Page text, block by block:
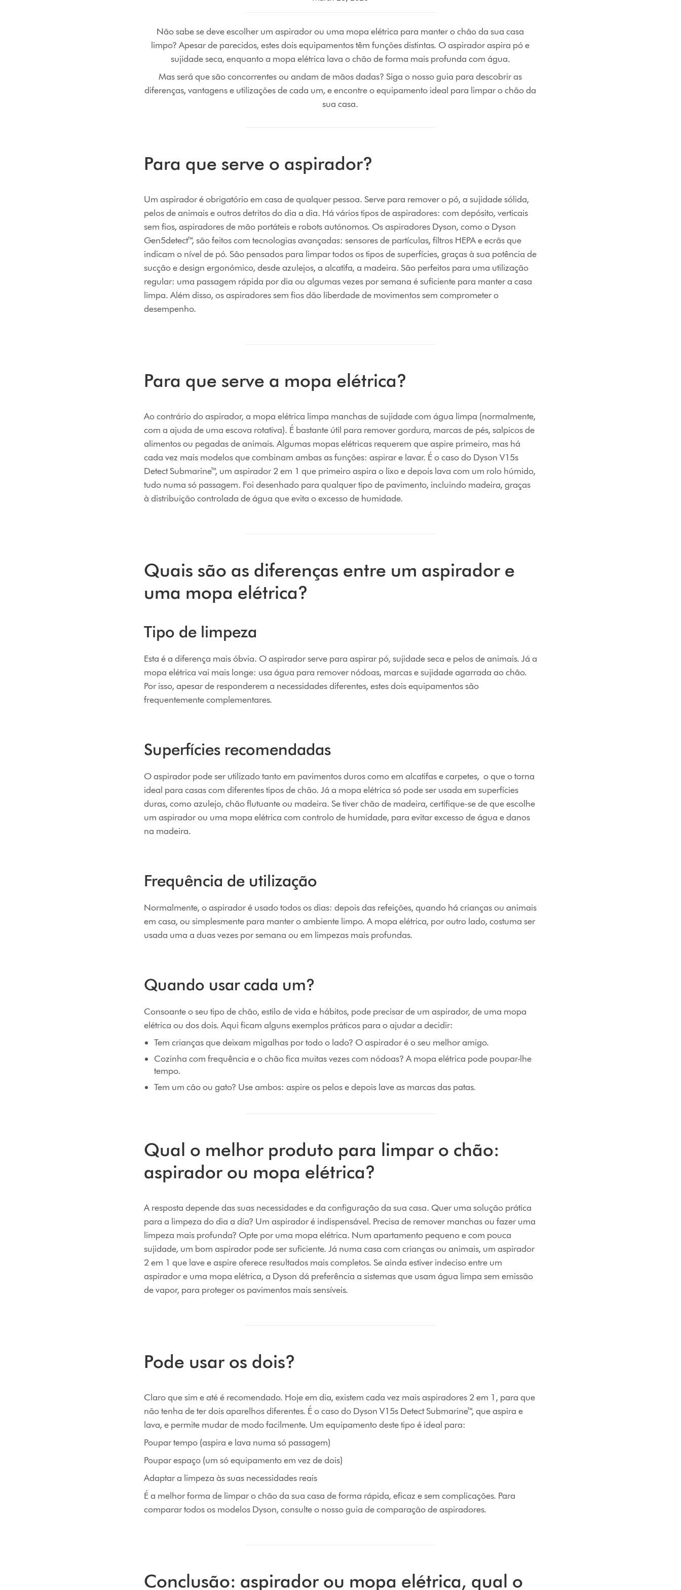
Não sabe se deve escolher um aspirador ou uma mopa elétrica para manter o chão da sua casa
limpo? Apesar de parecidos, estes dois equipamentos têm funções distintas. O aspirador aspira pó e
sujidade seca, enquanto a mopa elétrica lava o chão de forma mais profunda com água.
Mas será que são concorrentes ou andam de mãos dadas? Siga o nosso guia para descobrir as
diferenças, vantagens e utilizações de cada um, e encontre o equipamento ideal para limpar o chão da
sua casa.
Para que serve o aspirador?
Um aspirador é obrigatório em casa de qualquer pessoa. Serve para remover o pó, a sujidade sólida,
pelos de animais e outros detritos do dia a dia. Há vários tipos de aspiradores: com depósito, verticais
sem fios, aspiradores de mão portáteis e robots autónomos. Os aspiradores Dyson, como o Dyson
Gen5detect™, são feitos com tecnologias avançadas: sensores de partículas, filtros HEPA e ecrãs que
indicam o nível de pó. São pensados para limpar todos os tipos de superfícies, graças à sua potência de
sucção e design ergonómico, desde azulejos, a alcatifa, a madeira. São perfeitos para uma utilização
regular: uma passagem rápida por dia ou algumas vezes por semana é suficiente para manter a casa
limpa. Além disso, os aspiradores sem fios dão liberdade de movimentos sem comprometer o
desempenho.
Para que serve a mopa elétrica?
Ao contrário do aspirador, a mopa elétrica limpa manchas de sujidade com água limpa (normalmente,
com a ajuda de uma escova rotativa). É bastante útil para remover gordura, marcas de pés, salpicos de
alimentos ou pegadas de animais. Algumas mopas elétricas requerem que aspire primeiro, mas há
cada vez mais modelos que combinam ambas as funções: aspirar e lavar. É o caso do Dyson V15s
Detect Submarine™, um aspirador 2 em 1 que primeiro aspira o lixo e depois lava com um rolo húmido,
tudo numa só passagem. Foi desenhado para qualquer tipo de pavimento, incluindo madeira, graças
à distribuição controlada de água que evita o excesso de humidade.
Quais são as diferenças entre um aspirador e
uma mopa elétrica?
Tipo de limpeza
Esta é a diferença mais óbvia. O aspirador serve para aspirar pó, sujidade seca e pelos de animais. Já a
mopa elétrica vai mais longe: usa água para remover nódoas, marcas e sujidade agarrada ao chão.
Por isso, apesar de responderem a necessidades diferentes, estes dois equipamentos são
frequentemente complementares.
Superfícies recomendadas
O aspirador pode ser utilizado tanto em pavimentos duros como em alcatifas e carpetes, o que o torna
ideal para casas com diferentes tipos de chão. Já a mopa elétrica só pode ser usada em superfícies
duras, como azulejo, chão flutuante ou madeira. Se tiver chão de madeira, certifique-se de que escolhe
um aspirador ou uma mopa elétrica com controlo de humidade, para evitar excesso de água e danos
na madeira.
Frequência de utilização
Normalmente, o aspirador é usado todos os dias: depois das refeições, quando há crianças ou animais
em casa, ou simplesmente para manter o ambiente limpo. A mopa elétrica, por outro lado, costuma ser
usada uma a duas vezes por semana ou em limpezas mais profundas.
Quando usar cada um?
Consoante o seu tipo de chão, estilo de vida e hábitos, pode precisar de um aspirador, de uma mopa
elétrica ou dos dois. Aqui ficam alguns exemplos práticos para o ajudar a decidir:
Tem crianças que deixam migalhas por todo o lado? O aspirador é o seu melhor amigo.
Cozinha com frequência e o chão fica muitas vezes com nódoas? A mopa elétrica pode poupar-lhe
tempo.
Tem um cão ou gato? Use ambos: aspire os pelos e depois lave as marcas das patas.
Qual o melhor produto para limpar o chão:
aspirador ou mopa elétrica?
A resposta depende das suas necessidades e da configuração da sua casa. Quer uma solução prática
para a limpeza do dia a dia? Um aspirador é indispensável. Precisa de remover manchas ou fazer uma
limpeza mais profunda? Opte por uma mopa elétrica. Num apartamento pequeno e com pouca
sujidade, um bom aspirador pode ser suficiente. Já numa casa com crianças ou animais, um aspirador
2 em 1 que lave e aspire oferece resultados mais completos. Se ainda estiver indeciso entre um
aspirador e uma mopa elétrica, a Dyson dá preferência a sistemas que usam água limpa sem emissão
de vapor, para proteger os pavimentos mais sensíveis.
Pode usar os dois?
Claro que sim e até é recomendado. Hoje em dia, existem cada vez mais aspiradores 2 em 1, para que
não tenha de ter dois aparelhos diferentes. É o caso do Dyson V15s Detect Submarine™, que aspira e
lava, e permite mudar de modo facilmente. Um equipamento deste tipo é ideal para:
Poupar tempo (aspira e lava numa só passagem)
Poupar espaço (um só equipamento em vez de dois)
Adaptar a limpeza às suas necessidades reais
É a melhor forma de limpar o chão da sua casa de forma rápida, eficaz e sem complicações. Para
comparar todos os modelos Dyson, consulte o nosso guia de comparação de aspiradores.
Conclusão: aspirador ou mopa elétrica, qual o